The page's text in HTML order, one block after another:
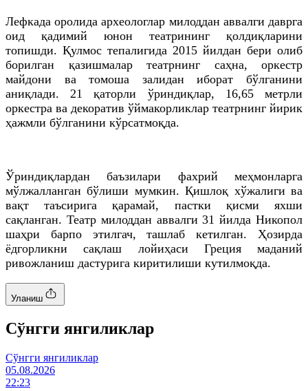
Лефкада оролида археологлар милоддан аввалги даврга
оид қадимий юнон театрининг қолдиқларини
топишди. Қулмос тепалигида 2015 йилдан бери олиб
борилган қазишмалар театрнинг саҳна, оркестр
майдони ва томоша залидан иборат бўлганини
аниқлади. 21 қаторли ўриндиқлар, 16,65 метрли
оркестра ва декоратив ўймакорликлар театрнинг йирик
ҳажмли бўлганини кўрсатмоқда.
Ўриндиқлардан баъзилари фахрий меҳмонларга
мўлжалланган бўлиши мумкин. Қишлоқ хўжалиги ва
вақт таъсирига қарамай, пастки қисми яхши
сақланган. Театр милоддан аввалги 31 йилда Никопол
шаҳри барпо этилгач, ташлаб кетилган. Ҳозирда
ёдгорликни сақлаш лойиҳаси Греция маданий
ривожланиш дастурига киритилиши кутилмоқда.
Уланиш
Cўнгги янгиликлар
Cўнгги янгиликлар
05.08.2026
22:23